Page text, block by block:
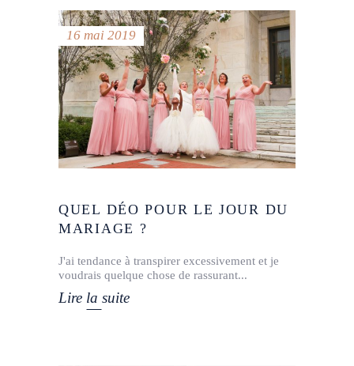
16 mai 2019
QUEL DÉO POUR LE JOUR DU
MARIAGE ?
J'ai tendance à transpirer excessivement et je
voudrais quelque chose de rassurant
Lire la suite